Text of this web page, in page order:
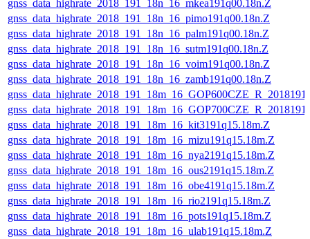
gnss_data_highrate_2018_191_18n_16_mkea191q00.18n.Z
gnss_data_highrate_2018_191_18n_16_pimo191q00.18n.Z
gnss_data_highrate_2018_191_18n_16_palm191q00.18n.Z
gnss_data_highrate_2018_191_18n_16_sutm191q00.18n.Z
gnss_data_highrate_2018_191_18n_16_voim191q00.18n.Z
gnss_data_highrate_2018_191_18n_16_zamb191q00.18n.Z
gnss_data_highrate_2018_191_18m_16_kit3191q15.18m.Z
gnss_data_highrate_2018_191_18m_16_mizu191q15.18m.Z
gnss_data_highrate_2018_191_18m_16_nya2191q15.18m.Z
gnss_data_highrate_2018_191_18m_16_ous2191q15.18m.Z
gnss_data_highrate_2018_191_18m_16_obe4191q15.18m.Z
gnss_data_highrate_2018_191_18m_16_rio2191q15.18m.Z
gnss_data_highrate_2018_191_18m_16_pots191q15.18m.Z
gnss_data_highrate_2018_191_18m_16_ulab191q15.18m.Z